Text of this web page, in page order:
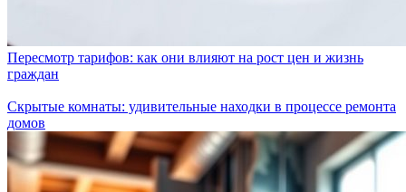
Пересмотр тарифов: как они влияют на рост цен и жизнь
граждан
Скрытые комнаты: удивительные находки в процессе ремонта
домов